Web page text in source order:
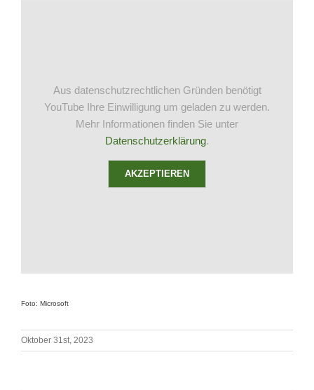
Aus datenschutzrechtlichen Gründen benötigt
YouTube Ihre Einwilligung um geladen zu werden.
Mehr Informationen finden Sie unter
Datenschutzerklärung.
AKZEPTIEREN
Foto: Microsoft
Oktober 31st, 2023